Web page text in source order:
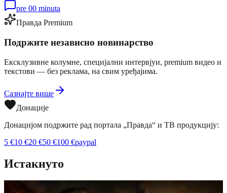
pre 00 minuta
Правда Premium
Подржите независно новинарство
Ексклузивне колумне, специјални интервјуи, premium видео и
текстови — без реклама, на свим уређајима.
Сазнајте више
Донације
Донацијом подржите рад портала „Правда“ и ТВ продукцију:
5 €10 €20 €50 €100 €paypal
Истакнуто